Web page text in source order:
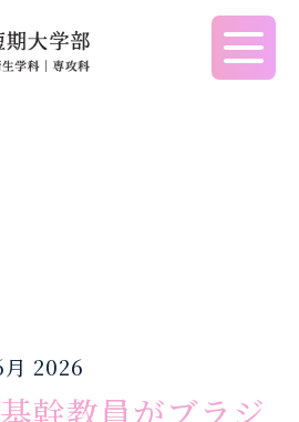
愛知学院大学短期大学
月 2026
幹教員がブラジ
念